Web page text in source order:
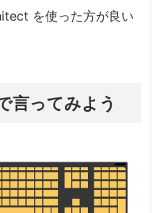
を使った方が良い
言ってみよう